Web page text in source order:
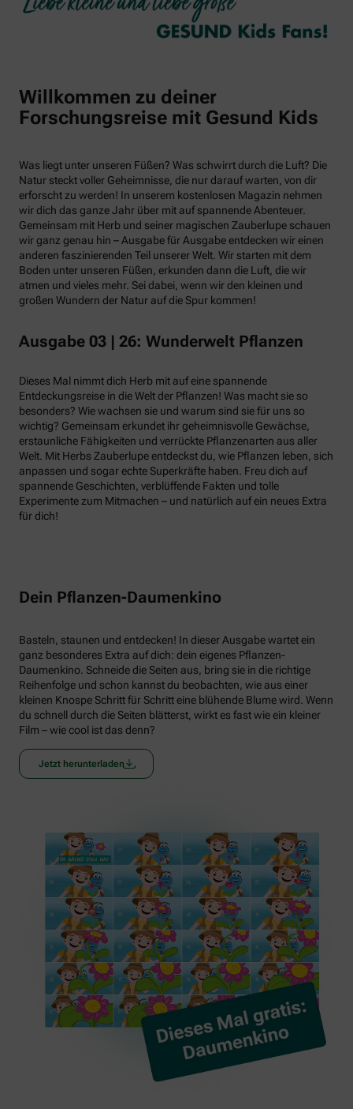
Willkommen zu deiner
Forschungsreise mit Gesund Kids
Was liegt unter unseren Füßen? Was schwirrt durch die Luft? Die
Natur steckt voller Geheimnisse, die nur darauf warten, von dir
erforscht zu werden! In unserem kostenlosen Magazin nehmen
wir dich das ganze Jahr über mit auf spannende Abenteuer.
Gemeinsam mit Herb und seiner magischen Zauberlupe schauen
wir ganz genau hin – Ausgabe für Ausgabe entdecken wir einen
anderen faszinierenden Teil unserer Welt. Wir starten mit dem
Boden unter unseren Füßen, erkunden dann die Luft, die wir
atmen und vieles mehr. Sei dabei, wenn wir den kleinen und
großen Wundern der Natur auf die Spur kommen!
Ausgabe 03 | 26: Wunderwelt Pflanzen
Dieses Mal nimmt dich Herb mit auf eine spannende
Entdeckungsreise in die Welt der Pflanzen! Was macht sie so
besonders? Wie wachsen sie und warum sind sie für uns so
wichtig? Gemeinsam erkundet ihr geheimnisvolle Gewächse,
erstaunliche Fähigkeiten und verrückte Pflanzenarten aus aller
Welt. Mit Herbs Zauberlupe entdeckst du, wie Pflanzen leben, sich
anpassen und sogar echte Superkräfte haben. Freu dich auf
spannende Geschichten, verblüffende Fakten und tolle
Experimente zum Mitmachen – und natürlich auf ein neues Extra
für dich!
Dein Pflanzen-Daumenkino
Basteln, staunen und entdecken! In dieser Ausgabe wartet ein
ganz besonderes Extra auf dich: dein eigenes Pflanzen-
Daumenkino. Schneide die Seiten aus, bring sie in die richtige
Reihenfolge und schon kannst du beobachten, wie aus einer
kleinen Knospe Schritt für Schritt eine blühende Blume wird. Wenn
du schnell durch die Seiten blätterst, wirkt es fast wie ein kleiner
Film – wie cool ist das denn?
Jetzt herunterladen